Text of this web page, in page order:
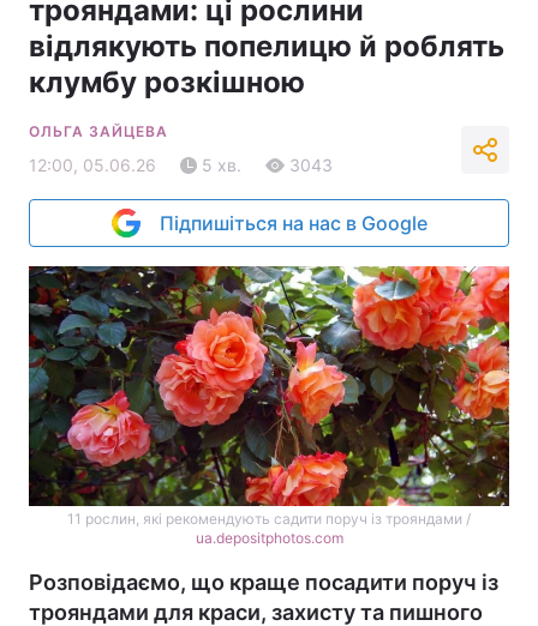
трояндами: ці рослини
відлякують попелицю й роблять
клумбу розкішною
ОЛЬГА ЗАЙЦЕВА
12:00, 05.06.26 5 хв. 3043
Підпишіться на нас в Google
11 рослин, які рекомендують садити поруч із трояндами /
ua.depositphotos.com
Розповідаємо, що краще посадити поруч із
трояндами для краси, захисту та пишного